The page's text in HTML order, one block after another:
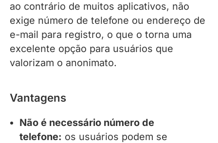
ao contrário de muitos aplicativos, não
exige número de telefone ou endereço de
e-mail para registro, o que o torna uma
excelente opção para usuários que
valorizam o anonimato.
Vantagens
Não é necessário número de
telefone: os usuários podem se